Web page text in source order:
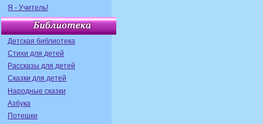
Я - Учитель!
Детская библиотека
Стихи для детей
Рассказы для детей
Сказки для детей
Народные сказки
Азбука
Потешки